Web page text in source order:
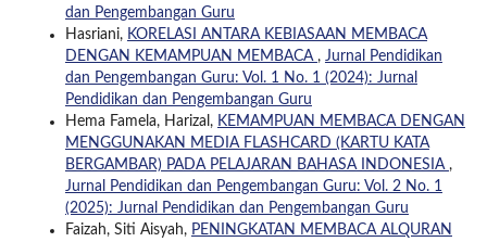
dan Pengembangan Guru
Hasriani, KORELASI ANTARA KEBIASAAN MEMBACA
DENGAN KEMAMPUAN MEMBACA , Jurnal Pendidikan
dan Pengembangan Guru: Vol. 1 No. 1 (2024): Jurnal
Pendidikan dan Pengembangan Guru
Hema Famela, Harizal, KEMAMPUAN MEMBACA DENGAN
MENGGUNAKAN MEDIA FLASHCARD (KARTU KATA
BERGAMBAR) PADA PELAJARAN BAHASA INDONESIA ,
Jurnal Pendidikan dan Pengembangan Guru: Vol. 2 No. 1
(2025): Jurnal Pendidikan dan Pengembangan Guru
Faizah, Siti Aisyah, PENINGKATAN MEMBACA ALQURAN